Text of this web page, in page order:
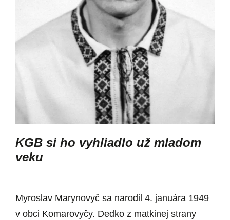
KGB si ho vyhliadlo už mladom
veku
Myroslav Marynovyč sa narodil 4. januára 1949
v obci Komarovyčy. Dedko z matkinej strany